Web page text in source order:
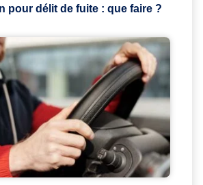
pour délit de fuite : que faire ?